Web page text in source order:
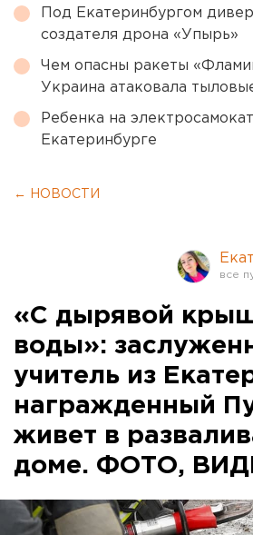
Под Екатеринбургом
создателя дрона «Упырь»
Чем опасны ракеты
Украина атаковала
Ребенка на
Екатеринбурге
← НОВОСТИ
«С дырявой
воды»:
учитель из
награжденный
живет в
доме. ФОТО,